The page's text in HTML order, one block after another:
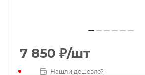
7 850 ₽/шт
Нашли дешевле?